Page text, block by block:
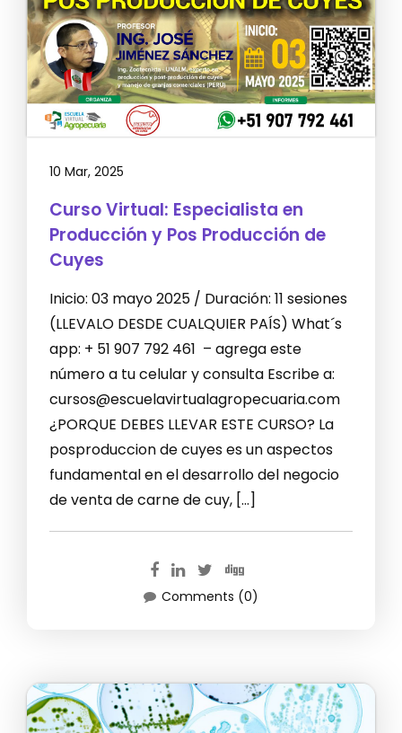
10 Mar, 2025
Curso Virtual: Especialista en
Producción y Pos Producción de
Cuyes
Inicio: 03 mayo 2025 / Duración: 11 sesiones
(LLEVALO DESDE CUALQUIER PAÍS) What´s
app: + 51 907 792 461 – agrega este
número a tu celular y consulta Escribe a:
cursos@escuelavirtualagropecuaria.com
¿PORQUE DEBES LLEVAR ESTE CURSO? La
posproduccion de cuyes es un aspectos
fundamental en el desarrollo del negocio
de venta de carne de cuy, […]
Comments (0)